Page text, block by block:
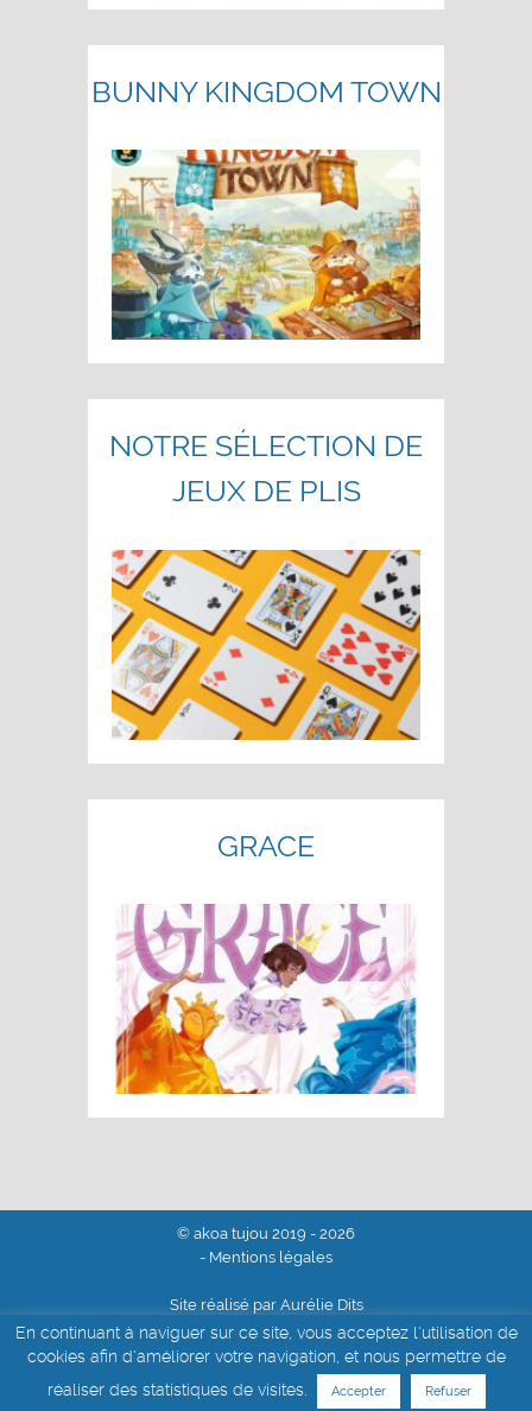
BUNNY KINGDOM TOWN
NOTRE SÉLECTION DE
JEUX DE PLIS
GRACE
© akoa tujou 2019 - 2026
- Mentions légales
Site réalisé par Aurélie Dits
En continuant à naviguer sur ce site, vous acceptez l'utilisation de
cookies afin d'améliorer votre navigation, et nous permettre de
réaliser des statistiques de visites.
Accepter Refuser